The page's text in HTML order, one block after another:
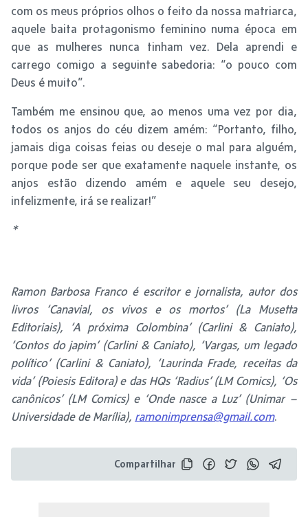
com os meus próprios olhos o feito da nossa matriarca,
aquele baita protagonismo feminino numa época em
que as mulheres nunca tinham vez. Dela aprendi e
carrego comigo a seguinte sabedoria: “o pouco com
Deus é muito”.
Também me ensinou que, ao menos uma vez por dia,
todos os anjos do céu dizem amém: “Portanto, filho,
jamais diga coisas feias ou deseje o mal para alguém,
porque pode ser que exatamente naquele instante, os
anjos estão dizendo amém e aquele seu desejo,
infelizmente, irá se realizar!”
*
Ramon Barbosa Franco é escritor e jornalista, autor dos
livros ‘Canavial, os vivos e os mortos’ (La Musetta
Editoriais), ‘A próxima Colombina’ (Carlini & Caniato),
‘Contos do japim’ (Carlini & Caniato), ‘Vargas, um legado
político’ (Carlini & Caniato), ‘Laurinda Frade, receitas da
vida’ (Poiesis Editora) e das HQs ‘Radius’ (LM Comics), ‘Os
canônicos’ (LM Comics) e ‘Onde nasce a Luz’ (Unimar –
Universidade de Marília), ramonimprensa@gmail.com.
Compartilhar